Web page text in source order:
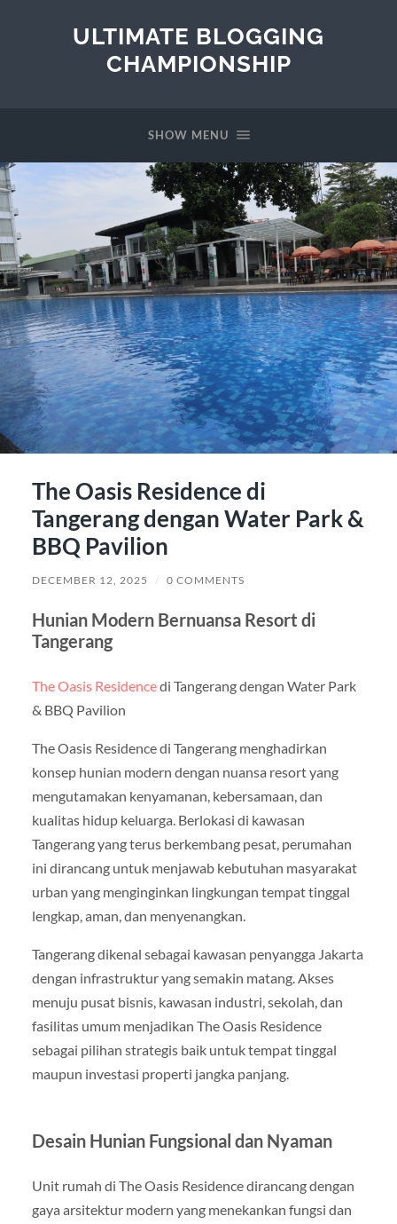
ULTIMATE BLOGGING
CHAMPIONSHIP
SHOW MENU
The Oasis Residence di
Tangerang dengan Water Park &
BBQ Pavilion
DECEMBER 12, 2025 / 0 COMMENTS
Hunian Modern Bernuansa Resort di
Tangerang
The Oasis Residencedi Tangerang dengan Water Park
& BBQ Pavilion
The Oasis Residence di Tangerang menghadirkan
konsep hunian modern dengan nuansa resort yang
mengutamakan kenyamanan, kebersamaan, dan
kualitas hidup keluarga. Berlokasi di kawasan
Tangerang yang terus berkembang pesat, perumahan
ini dirancang untuk menjawab kebutuhan masyarakat
urban yang menginginkan lingkungan tempat tinggal
lengkap, aman, dan menyenangkan.
Tangerang dikenal sebagai kawasan penyangga Jakarta
dengan infrastruktur yang semakin matang. Akses
menuju pusat bisnis, kawasan industri, sekolah, dan
fasilitas umum menjadikan The Oasis Residence
sebagai pilihan strategis baik untuk tempat tinggal
maupun investasi properti jangka panjang.
Desain Hunian Fungsional dan Nyaman
Unit rumah di The Oasis Residence dirancang dengan
gaya arsitektur modern yang menekankan fungsi dan